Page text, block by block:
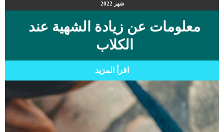
شهر 2022
معلومات عن زيادة الشهية عند
الكلاب
اقرأ المزيد